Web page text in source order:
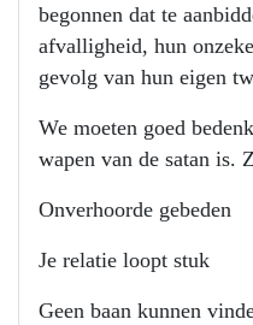
begonnen dat te
afvalligheid, hun
gevolg van hun eigen
We moeten goed
wapen van de satan is.
Onverhoorde gebeden
Je relatie loopt stuk
Geen baan kunnen